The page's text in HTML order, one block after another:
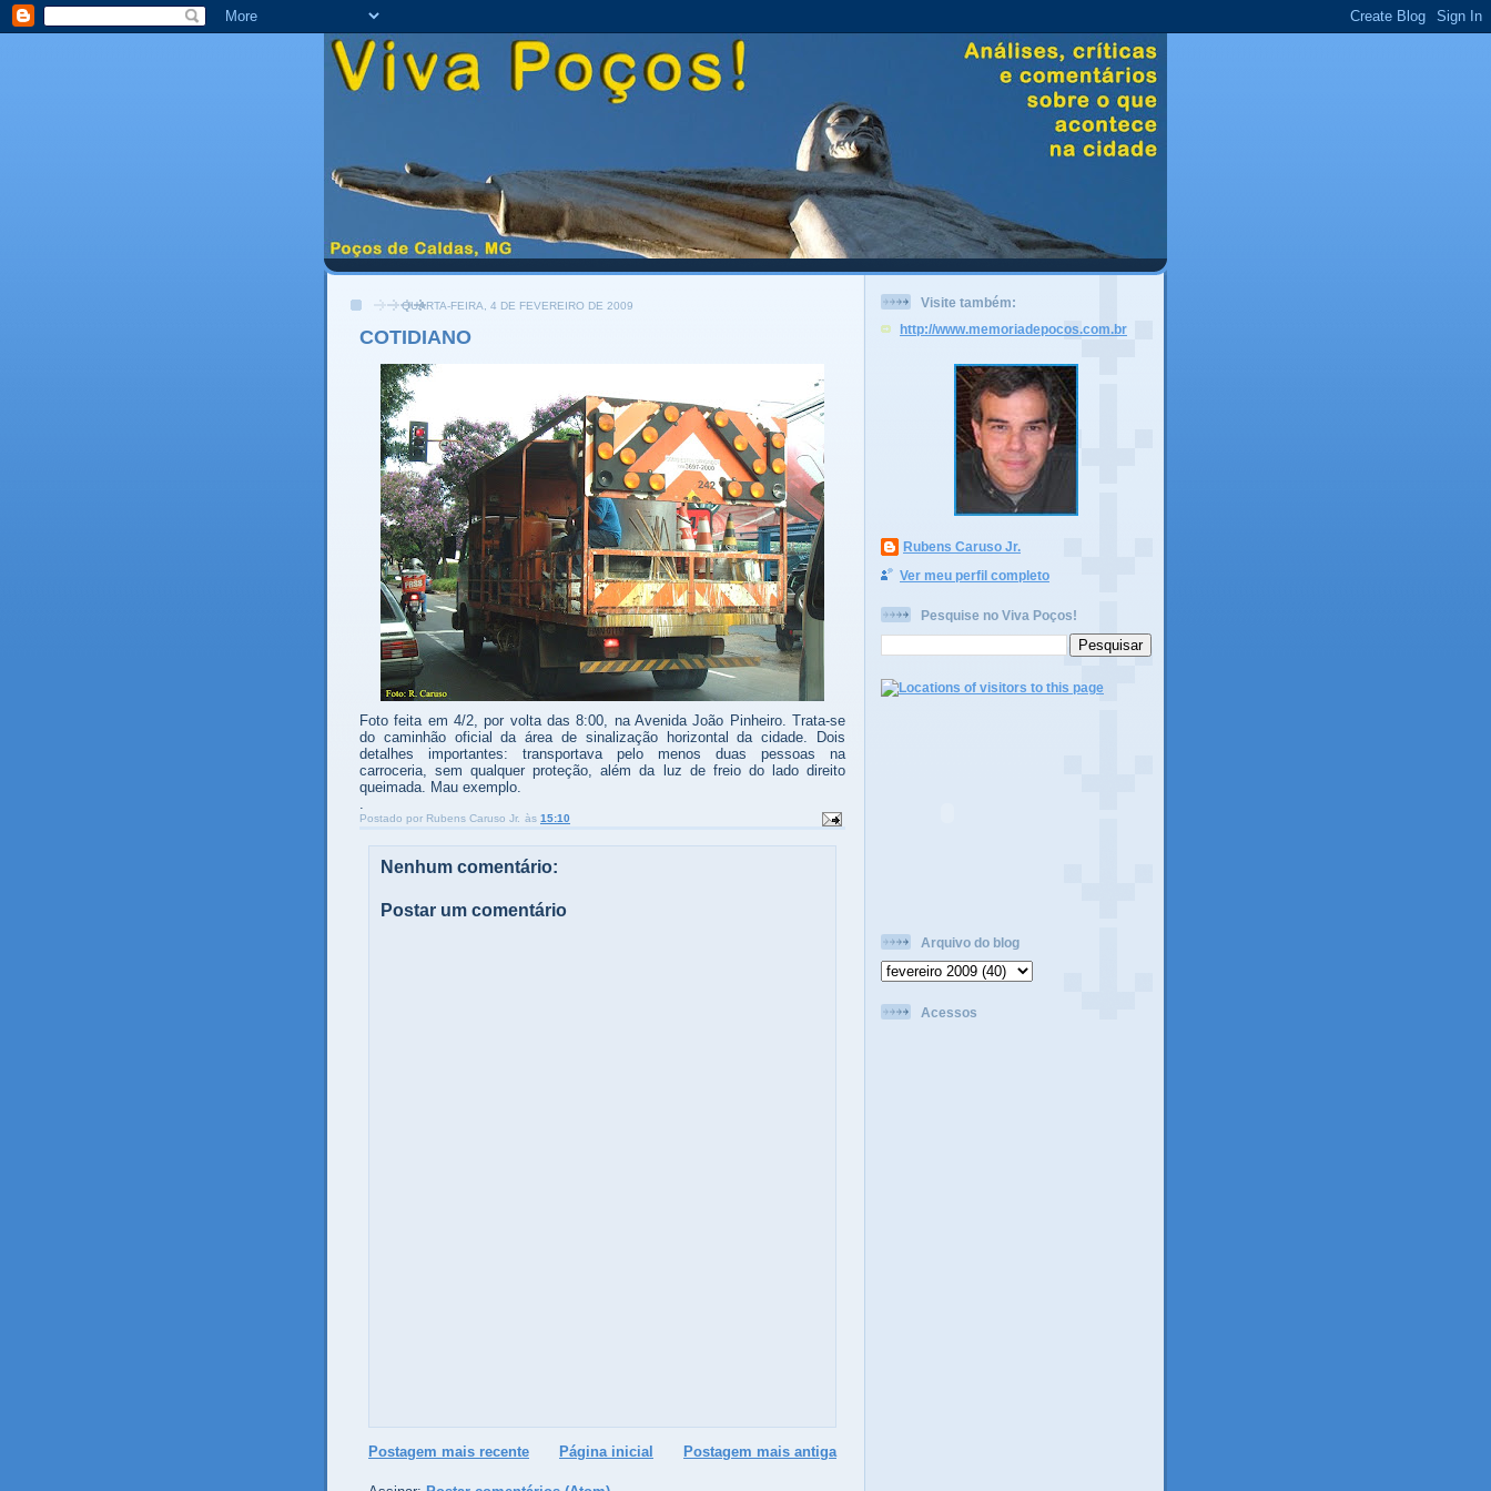
QUARTA-FEIRA, 4 DE FEVEREIRO DE 2009
COTIDIANO
Foto feita em 4/2, por volta das 8:00, na Avenida João Pinheiro. Trata-se
do caminhão oficial da área de sinalização horizontal da cidade. Dois
detalhes importantes: transportava pelo menos duas pessoas na
carroceria, sem qualquer proteção, além da luz de freio do lado direito
queimada. Mau exemplo.
.
Postado por Rubens Caruso Jr. às 15:10
Nenhum comentário:
Postar um comentário
Postagem mais recente Postagem mais antiga
Página inicial
Visite também:
http://www.memoriadepocos.com.br
Rubens Caruso Jr.
Ver meu perfil completo
Pesquise no Viva Poços!
Arquivo do blog
Acessos